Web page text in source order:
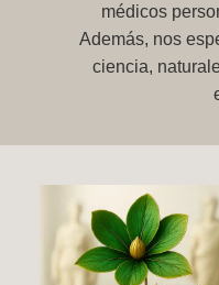
médicos
Además, nos
ciencia,